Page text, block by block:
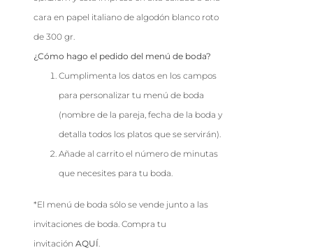
cara en papel italiano de algodón blanco roto
de 300 gr.
¿Cómo hago el pedido del menú de boda?
Cumplimenta los datos en los campos
para personalizar tu menú de boda
(nombre de la pareja, fecha de la boda y
detalla todos los platos que se servirán).
Añade al carrito el número de minutas
que necesites para tu boda.
*El menú de boda sólo se vende junto a las
invitaciones de boda. Compra tu
invitación AQUÍ.